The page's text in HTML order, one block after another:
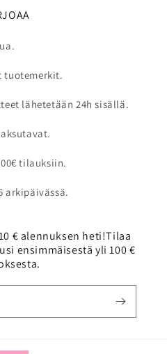
tuotemerkit.
lähetetään 24h sisällä.
tilauksiin.
arkipäivässä.
€ alennuksen heti!Tilaa
ensimmäisestä yli 100 €